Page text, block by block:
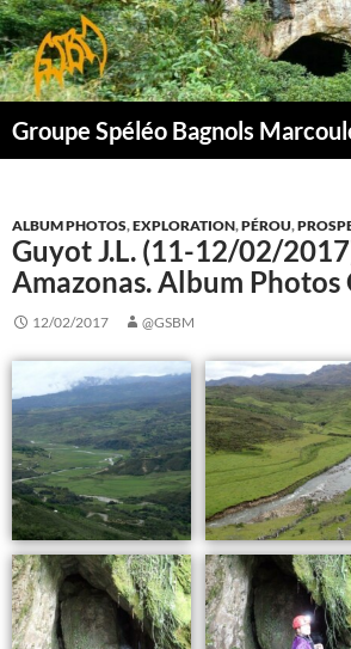
Aller
au
contenu
Groupe Spéléo Bagnols
ALBUM PHOTOS,EXPLORATION,PÉROU,
Guyot J.L. (11-12/02/
Amazonas. Album Photos
12/02/2017 @GSBM